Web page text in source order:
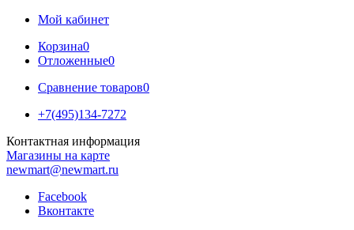
Мой кабинет
Корзина0
Отложенные0
Сравнение товаров0
+7(495)134-7272
Контактная информация
Магазины на карте
newmart@newmart.ru
Facebook
Вконтакте